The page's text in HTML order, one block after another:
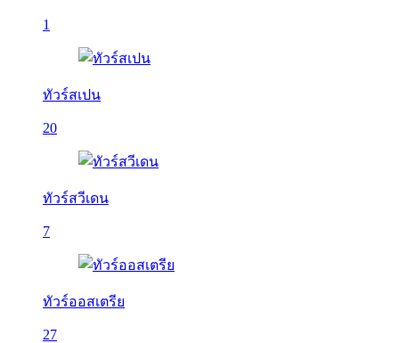
1
ทัวร์สเปน
20
ทัวร์สวีเดน
7
ทัวร์ออสเตรีย
27